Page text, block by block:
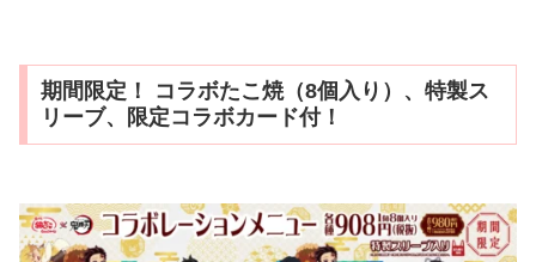
期間限定！ コラボたこ焼（8個入り）、特製ス
リーブ、限定コラボカード付！